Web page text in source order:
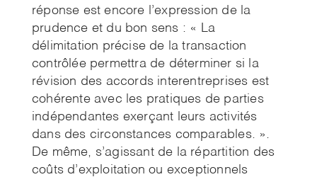
réponse est encore l’expression de la
prudence et du bon sens : « La
délimitation précise de la transaction
contrôlée permettra de déterminer si la
révision des accords interentreprises est
cohérente avec les pratiques de parties
indépendantes exerçant leurs activités
dans des circonstances comparables. ».
De même, s’agissant de la répartition des
coûts d’exploitation ou exceptionnels